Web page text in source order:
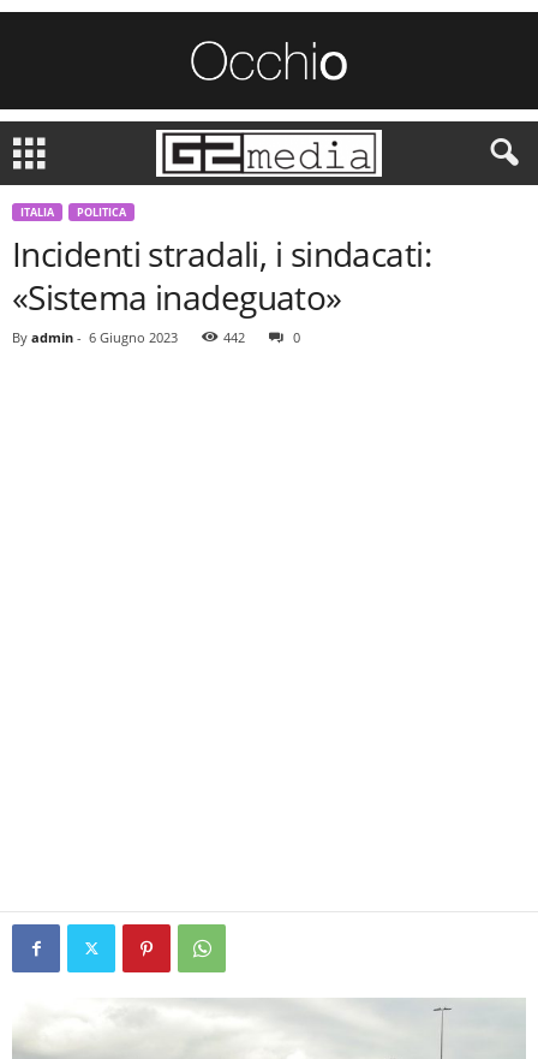
ITALIA POLITICA
Incidenti stradali, i sindacati:
«Sistema inadeguato»
By admin - 6 Giugno 2023 442 0